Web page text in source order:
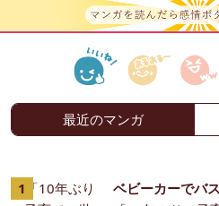
最近のマンガ
ベビーカーでバ